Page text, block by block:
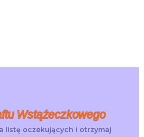
Wstążeczkowego
listę oczekujących i otrzymaj